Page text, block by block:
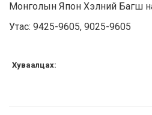
Монголын Япон Хэлний Багш
Утас: 9425-9605, 9025-9605
Хуваалцах: